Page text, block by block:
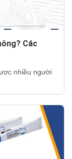
Các
nhiều người